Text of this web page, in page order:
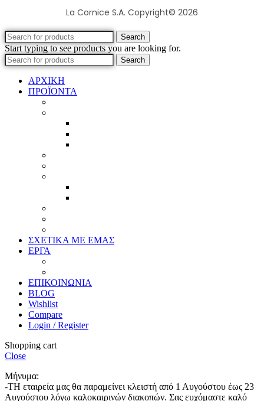
La Cornice S.A. Copyright© 2026
Search
Start typing to see products you are looking for.
Search
ΑΡΧΙΚΗ
ΠΡΟΪΟΝΤΑ
ΣΧΕΤΙΚΑ ΜΕ ΕΜΑΣ
ΕΡΓΑ
ΕΠΙΚΟΙΝΩΝΙΑ
BLOG
Wishlist
Compare
Login / Register
Shopping cart
Close
Μήνυμα:
-ΤΗ εταιρεία μας θα παραμείνει κλειστή από 1 Αυγούστου έως 23
Αυγούστου λόγω καλοκαιρινών διακοπών. Σας ευχόμαστε καλό